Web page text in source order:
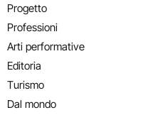
Progetto
Professioni
Arti performative
Editoria
Turismo
Dal mondo